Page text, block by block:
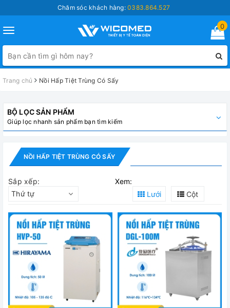
Chăm sóc khách hàng:0383.864.527
Toggle
navigation
0
Trang chủ Nồi Hấp Tiệt Trùng Có Sấy
BỘ LỌC SẢN PHẨM
Giúp lọc nhanh sản phẩm bạn tìm kiếm
NỒI HẤP TIỆT TRÙNG CÓ SẤY
Sắp xếp:
Thứ tự
Xem:
Lưới
Cột